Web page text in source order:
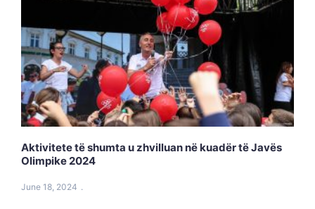
Aktivitete të shumta u zhvilluan në kuadër të Javës
Olimpike 2024
June 18, 2024